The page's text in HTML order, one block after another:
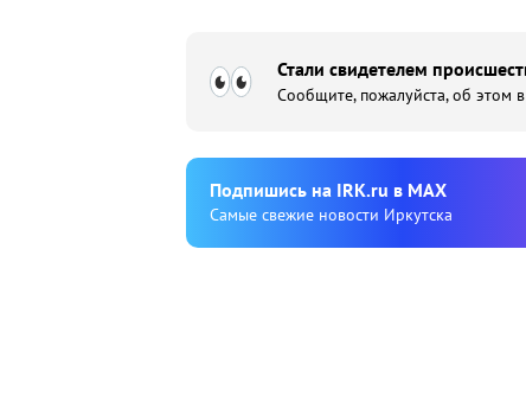
Стали свидетелем
Сообщите, пожалуйста, об этом
Подпишиcь на IRK.ru в MAX
Cамые свежие новости Иркутска